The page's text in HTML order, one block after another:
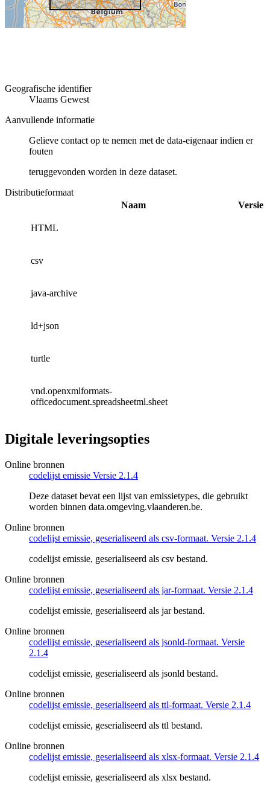
Geografische identifier
Vlaams Gewest
Aanvullende informatie
Gelieve contact op te nemen met de data-eigenaar indien er
fouten
teruggevonden worden in deze dataset.
Distributieformaat
Naam
Versie
HTML
csv
java-archive
ld+json
turtle
vnd.openxmlformats-
officedocument.spreadsheetml.sheet
Digitale leveringsopties
Online bronnen
codelijst emissie Versie 2.1.4
Deze dataset bevat een lijst van emissietypes, die gebruikt
worden binnen data.omgeving.vlaanderen.be.
Online bronnen
codelijst emissie, geserialiseerd als csv-formaat. Versie 2.1.4
codelijst emissie, geserialiseerd als csv bestand.
Online bronnen
codelijst emissie, geserialiseerd als jar-formaat. Versie 2.1.4
codelijst emissie, geserialiseerd als jar bestand.
Online bronnen
codelijst emissie, geserialiseerd als jsonld-formaat. Versie
2.1.4
codelijst emissie, geserialiseerd als jsonld bestand.
Online bronnen
codelijst emissie, geserialiseerd als ttl-formaat. Versie 2.1.4
codelijst emissie, geserialiseerd als ttl bestand.
Online bronnen
codelijst emissie, geserialiseerd als xlsx-formaat. Versie 2.1.4
codelijst emissie, geserialiseerd als xlsx bestand.